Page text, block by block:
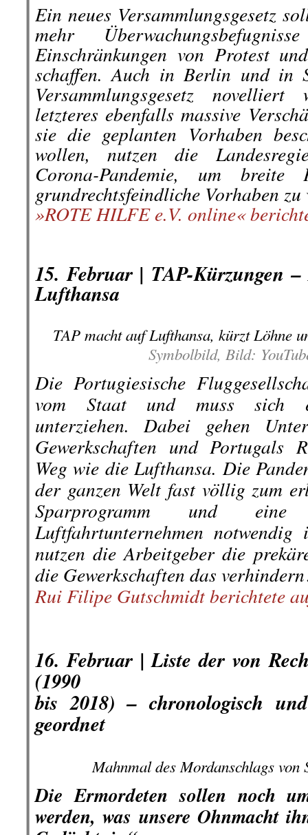
Ein neues Versammlungsgesetz
mehr
Einschränkungen von Protest
schaffen. Auch in Berlin und in
Versammlungsgesetz
letzteres ebenfalls massive
sie die geplanten Vorhaben
wollen, nutzen die
Corona-Pandemie, um breite
grundrechtsfeindliche Vorhaben
»ROTE HILFE e.V. online«
15. Februar | TAP-Kürzungen
Lufthansa
TAP macht auf Lufthansa, kürzt Löhne
Symbolbild, Bild:
Die Portugiesische
vom Staat und muss sich
unterziehen. Dabei gehen
Gewerkschaften und Portugals
Weg wie die Lufthansa. Die
der ganzen Welt fast völlig zum
Sparprogramm und eine
Luftfahrtunternehmen
nutzen die Arbeitgeber die
die Gewerkschaften das
Rui Filipe Gutschmidt berichtete
16. Februar | Liste der von
(1990
bis 2018) – chronologisch
geordnet
Mahnmal des Mordanschlags von
Die Ermordeten sollen noch
werden, was unsere Ohn­macht